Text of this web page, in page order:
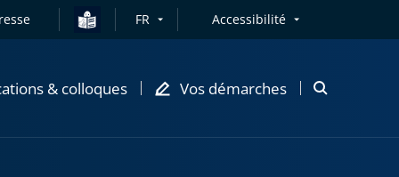
FR Accessibilité
& colloques Vos démarches
Ouvrir